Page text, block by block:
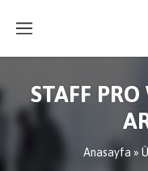
STAFF
Anasayfa »